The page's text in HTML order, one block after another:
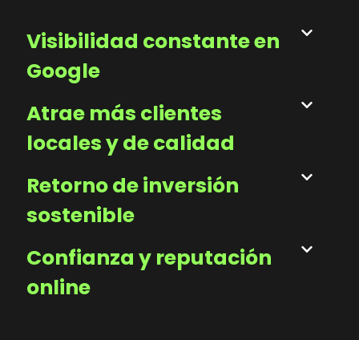
Visibilidad constante en
Google
Atrae más clientes
locales y de calidad
Retorno de inversión
sostenible
Confianza y reputación
online